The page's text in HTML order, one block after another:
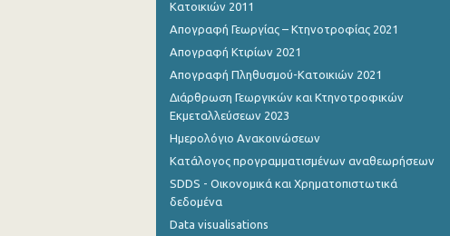
Κατοικιών 2011
Απογραφή Γεωργίας – Κτηνοτροφίας 2021
Απογραφή Κτιρίων 2021
Απογραφή Πληθυσμού-Κατοικιών 2021
Διάρθρωση Γεωργικών και Κτηνοτροφικών
Εκμεταλλεύσεων 2023
Ημερολόγιο Ανακοινώσεων
Κατάλογος προγραμματισμένων αναθεωρήσεων
SDDS - Οικονομικά και Χρηματοπιστωτικά
δεδομένα
Data visualisations